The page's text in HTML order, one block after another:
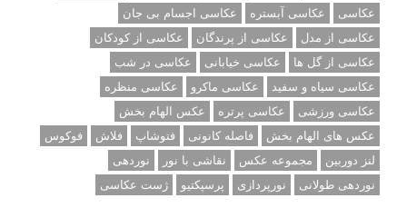
عکاسی
عکاسی آبستره
عکاسی اجسام بی جان
عکاسی از مدل
عکاسی از پرندگان
عکاسی از کودکان
عکاسی از گل ها
عکاسی خیابانی
عکاسی در شب
عکاسی سیاه و سفید
عکاسی ماکرو
عکاسی منظره
عکاسی ورزشی
عکاسی پرتره
عکس الهام بخش
عکس های الهام بخش
فاصله کانونی فتوشاپ فلاش
فوکوس
لنز دوربین
مجموعه عکس نقاشی با نور
نوردهی
نوردهی طولانی
نورپردازی پرسپکتیو ژست عکاسی